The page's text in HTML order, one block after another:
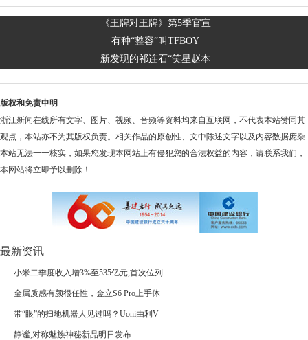
《王牌对王牌》第5季官宣
有种“整容”叫TFBOY
新发现的祁连石“笑星赵本
版权和免责申明
浙江新闻在线所有文字、图片、视频、音频等资料均来自互联网，不代表本站赞同其
观点，本站亦不为其版权负责。相关作品的原创性、文中陈述文字以及内容数据庞杂
本站无法一一核实，如果您发现本网站上有侵犯您的合法权益的内容，请联系我们，
本网站将立即予以删除！
最新资讯
小米二季度收入增3%至535亿元,首次位列
金属质感有颜很任性，金立S6 Pro上手体
带“眼”的扫地机器人见过吗？Uoni由利V
静谧,对称魅族神秘新品明日发布